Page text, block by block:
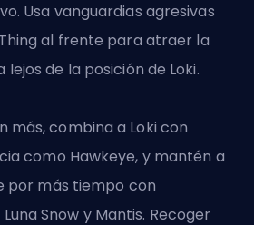
Usa vanguardias agresivas
al frente para atraer la
de la posición de Loki.
más, combina a Loki con
como Hawkeye, y mantén a
por más tiempo con
Snow y Mantis. Recoger